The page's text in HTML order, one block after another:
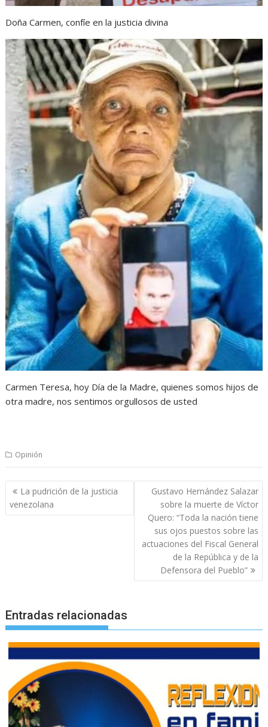
Doña Carmen, confíe en la justicia divina
Carmen Teresa, hoy Día de la Madre, quienes somos hijos de
otra madre, nos sentimos orgullosos de usted
Opinión
Navegación
de
entradas
La pudrición de la justicia
venezolana
Gustavo Hernández Salazar
sobre la muerte de Víctor
Quero: “Toda la nación tiene
sus ojos puestos sobre las
actuaciones del Fiscal General
de la República y de la
Defensora del Pueblo”
Entradas relacionadas